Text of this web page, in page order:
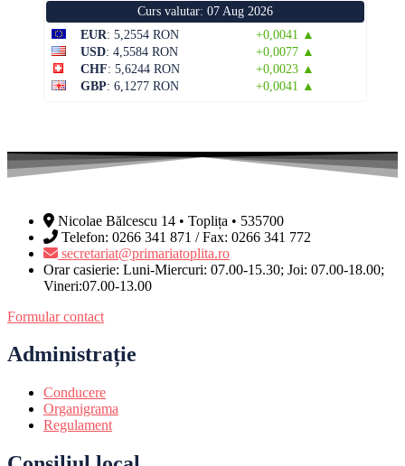
Curs valutar: 07 Aug 2026
EUR: 5,2554 RON
+0,0041 ▲
USD: 4,5584 RON
+0,0077 ▲
CHF: 5,6244 RON
+0,0023 ▲
GBP: 6,1277 RON +0,0041 ▲
Nicolae Bălcescu 14 • Toplița • 535700
Telefon: 0266 341 871 / Fax: 0266 341 772
secretariat@primariatoplita.ro
Orar casierie: Luni-Miercuri: 07.00-15.30; Joi: 07.00-18.00;
Vineri:07.00-13.00
Formular contact
Administrație
Conducere
Organigrama
Regulament